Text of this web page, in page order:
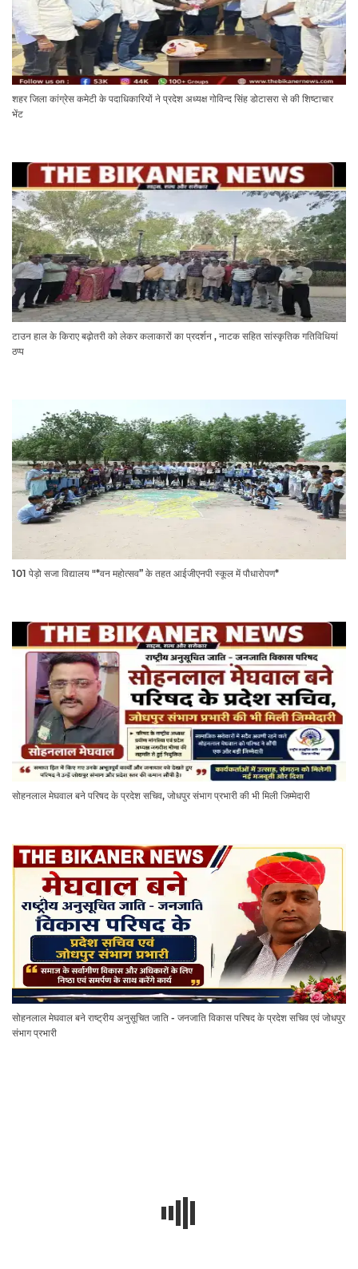
शहर जिला कांग्रेस कमेटी के पदाधिकारियों ने प्रदेश अध्यक्ष गोविन्द सिंह डोटासरा से की शिष्टाचार
भेंट
टाउन हाल के किराए बढ़ोतरी को लेकर कलाकारों का प्रदर्शन , नाटक सहित सांस्कृतिक गतिविधियां
ठप्प
101 पेड़ो सजा विद्यालय "*वन महोत्सव” के तहत आईजीएनपी स्कूल में पौधारोपण*
सोहनलाल मेघवाल बने परिषद के प्रदेश सचिव, जोधपुर संभाग प्रभारी की भी मिली जिम्मेदारी
सोहनलाल मेघवाल बने राष्ट्रीय अनुसूचित जाति - जनजाति विकास परिषद के प्रदेश सचिव एवं जोधपुर
संभाग प्रभारी